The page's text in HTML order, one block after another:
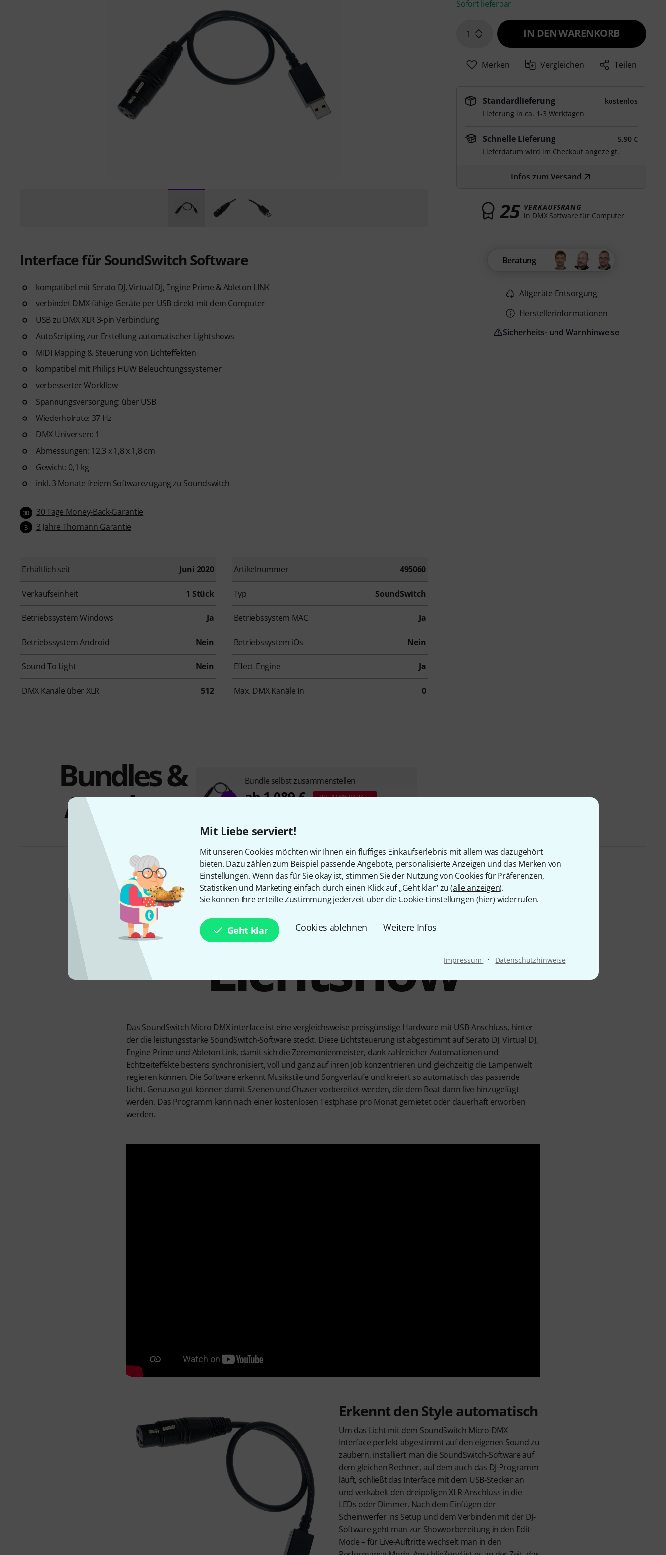
Mit Liebe serviert!
Mit unseren Cookies möchten wir Ihnen ein fluffiges Einkaufserlebnis mit allem was dazugehört
bieten. Dazu zählen zum Beispiel passende Angebote, personalisierte Anzeigen und das Merken von
Einstellungen. Wenn das für Sie okay ist, stimmen Sie der Nutzung von Cookies für Präferenzen,
Statistiken und Marketing einfach durch einen Klick auf „Geht klar“ zu (alle anzeigen).
Sie können Ihre erteilte Zustimmung jederzeit über die Cookie-Einstellungen (hier) widerrufen.
Geht klar Cookies ablehnen Weitere Infos
Impressum · Datenschutzhinweise
Interface für SoundSwitch Software
kompatibel mit Serato DJ, Virtual DJ, Engine Prime & Ableton LINK
verbindet DMX-fähige Geräte per USB direkt mit dem Computer
USB zu DMX XLR 3-pin Verbindung
AutoScripting zur Erstellung automatischer Lightshows
MIDI Mapping & Steuerung von Lichteffekten
kompatibel mit Philips HUW Beleuchtungssystemen
verbesserter Workflow
Spannungsversorgung: über USB
Wiederholrate: 37 Hz
DMX Universen: 1
Abmessungen: 12,3 x 1,8 x 1,8 cm
Gewicht: 0,1 kg
inkl. 3 Monate freiem Softwarezugang zu Soundswitch
30 30 Tage Money-Back-Garantie
3 3 Jahre Thomann Garantie
Erhältlich seit Juni 2020 Artikelnummer 495060
Verkaufseinheit 1 Stück Typ SoundSwitch
Betriebssystem Windows Ja Betriebssystem MAC Ja
Betriebssystem Android Nein Betriebssystem iOs Nein
Sound To Light Nein Effect Engine Ja
DMX Kanäle über XLR 512 Max. DMX Kanäle In 0
Sofort lieferbar
1 IN DEN WARENKORB
Merken Vergleichen Teilen
Standardlieferung
kostenlos
Lieferung in ca. 1-3 Werktagen
Schnelle Lieferung
5,90 €
Lieferdatum wird im Checkout angezeigt.
Infos zum Versand
25 VERKAUFSRANG
in DMX Software für Computer
Beratung
Altgeräte-Entsorgung
Herstellerinformationen
Sicherheits- und Warnhinweise
Bundles &
Angebote +1
Bundle selbst zusammenstellen
ab 1.089 € BIS ZU 8% RABATT
DJing mit Profi-
Lichtshow
Das SoundSwitch Micro DMX interface ist eine vergleichsweise preisgünstige Hardware mit USB-Anschluss, hinter
der die leistungsstarke SoundSwitch-Software steckt. Diese Lichtsteuerung ist abgestimmt auf Serato DJ, Virtual DJ,
Engine Prime und Ableton Link, damit sich die Zeremonienmeister, dank zahlreicher Automationen und
Echtzeiteffekte bestens synchronisiert, voll und ganz auf ihren Job konzentrieren und gleichzeitig die Lampenwelt
regieren können. Die Software erkennt Musikstile und Songverläufe und kreiert so automatisch das passende
Licht. Genauso gut können damit Szenen und Chaser vorbereitet werden, die dem Beat dann live hinzugefügt
werden. Das Programm kann nach einer kostenlosen Testphase pro Monat gemietet oder dauerhaft erworben
werden.
Erkennt den Style automatisch
Um das Licht mit dem SoundSwitch Micro DMX
Interface perfekt abgestimmt auf den eigenen Sound zu
zaubern, installiert man die SoundSwitch-Software auf
dem gleichen Rechner, auf dem auch das DJ-Programm
läuft, schließt das Interface mit dem USB-Stecker an
und verkabelt den dreipoligen XLR-Anschluss in die
LEDs oder Dimmer. Nach dem Einfügen der
Scheinwerfer ins Setup und dem Verbinden mit der DJ-
Software geht man zur Showvorbereitung in den Edit-
Mode – für Live-Auftritte wechselt man in den